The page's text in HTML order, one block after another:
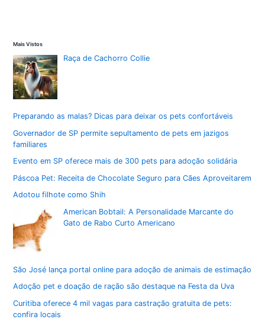
Mais Vistos
Raça de Cachorro Collie
Preparando as malas? Dicas para deixar os pets confortáveis
Governador de SP permite sepultamento de pets em jazigos
familiares
Evento em SP oferece mais de 300 pets para adoção solidária
Páscoa Pet: Receita de Chocolate Seguro para Cães Aproveitarem
Adotou filhote como Shih
American Bobtail: A Personalidade Marcante do
Gato de Rabo Curto Americano
São José lança portal online para adoção de animais de estimação
Adoção pet e doação de ração são destaque na Festa da Uva
Curitiba oferece 4 mil vagas para castração gratuita de pets:
confira locais